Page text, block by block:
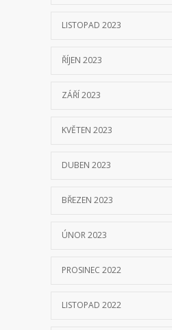
LISTOPAD 2023
ŘÍJEN 2023
ZÁŘÍ 2023
KVĚTEN 2023
DUBEN 2023
BŘEZEN 2023
ÚNOR 2023
PROSINEC 2022
LISTOPAD 2022